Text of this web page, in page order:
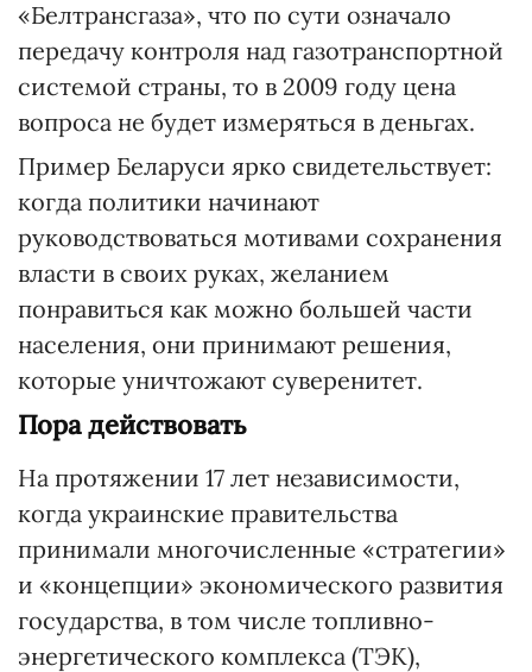
«Белтрансгаза», что по сути означало
передачу контроля над газотранспортной
системой страны, то в 2009 году цена
вопроса не будет измеряться в деньгах.
Пример Беларуси ярко свидетельствует:
когда политики начинают
руководствоваться мотивами сохранения
власти в своих руках, желанием
понравиться как можно большей части
населения, они принимают решения,
которые уничтожают суверенитет.
Пора действовать
На протяжении 17 лет независимости,
когда украинские правительства
принимали многочисленные «стратегии»
и «концепции» экономического развития
государства, в том числе топливно-
энергетического комплекса (ТЭК),